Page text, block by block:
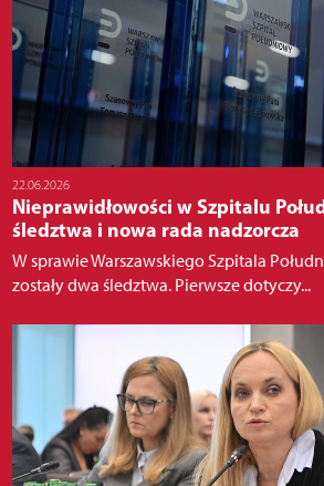
22.06.2026
Nieprawidłowości w Szpitalu
śledztwa i nowa rada nadzorcza
W sprawie Warszawskiego Szpitala
zostały dwa śledztwa. Pierwsze dotyczy...